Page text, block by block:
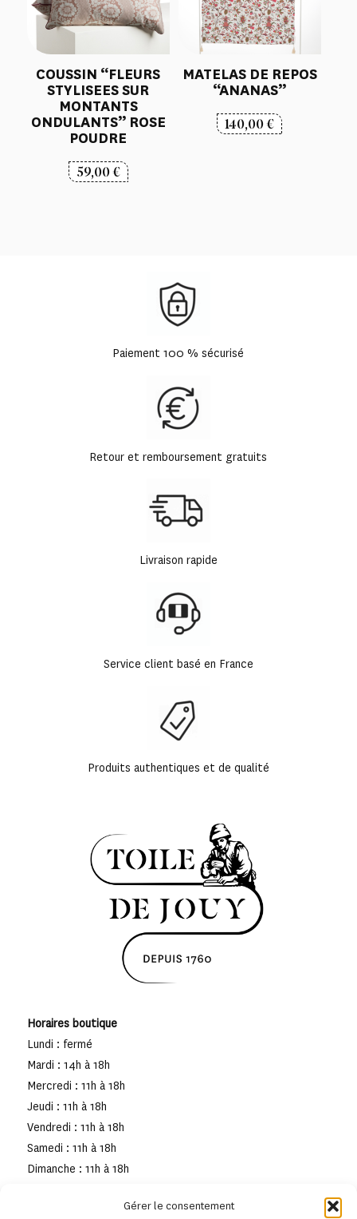
Gérer le consentement
COUSSIN “FLEURS
STYLISEES SUR
MONTANTS
ONDULANTS” ROSE
POUDRE
59,00€
MATELAS DE REPOS
“ANANAS”
140,00€
Paiement 100 % sécurisé
Retour et remboursement gratuits
Livraison rapide
Service client basé en France
Produits authentiques et de qualité
Horaires boutique
Lundi : fermé
Mardi : 14h à 18h
Mercredi : 11h à 18h
Jeudi : 11h à 18h
Vendredi : 11h à 18h
Samedi : 11h à 18h
Dimanche : 11h à 18h